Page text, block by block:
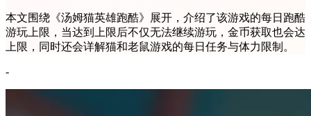
本文围绕《汤姆猫英雄跑酷》展开，介绍了该游戏的每日跑酷
游玩上限，当达到上限后不仅无法继续游玩，金币获取也会达
上限，同时还会详解猫和老鼠游戏的每日任务与体力限制。
-